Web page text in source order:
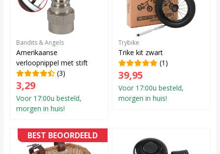
Bandits & Angels
Amerikaanse
verloopnippel met stift
(3)
3,29
Voor 17:00u besteld,
morgen in huis!
Trybike
Trike kit zwart
(1)
39,95
Voor 17:00u besteld,
morgen in huis!
BEST BEOORDEELD